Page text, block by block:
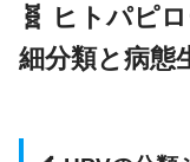
🧬 ヒトパピ
細分類と病態